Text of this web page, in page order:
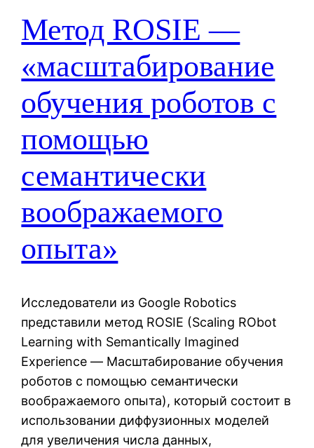
Метод ROSIE —
«масштабирование
обучения роботов с
помощью
семантически
воображаемого
опыта»
Исследователи из Google Robotics
представили метод ROSIE (Scaling RObot
Learning with Semantically Imagined
Experience — Масштабирование обучения
роботов с помощью семантически
воображаемого опыта), который состоит в
использовании диффузионных моделей
для увеличения числа данных,